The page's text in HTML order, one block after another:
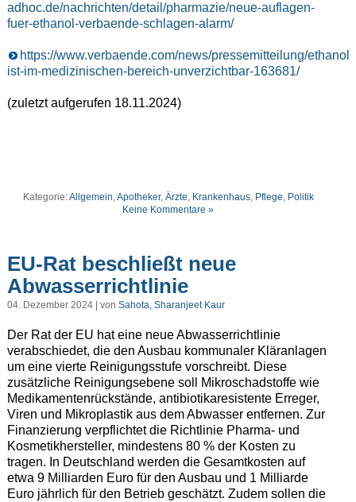
adhoc.de/nachrichten/detail/pharmazie/neue-auflagen-
fuer-ethanol-verbaende-schlagen-alarm/
https://www.verbaende.com/news/pressemitteilung/ethanol-
ist-im-medizinischen-bereich-unverzichtbar-163681/
(zuletzt aufgerufen 18.11.2024)
Kategorie:Allgemein,Apotheker, Ärzte, Krankenhaus, Pflege, Politik
Keine Kommentare »
EU-Rat beschließt neue
Abwasserrichtlinie
04. Dezember 2024 | von Sahota, Sharanjeet Kaur
Der Rat der EU hat eine neue Abwasserrichtlinie
verabschiedet, die den Ausbau kommunaler Kläranlagen
um eine vierte Reinigungsstufe vorschreibt. Diese
zusätzliche Reinigungsebene soll Mikroschadstoffe wie
Medikamentenrückstände, antibiotikaresistente Erreger,
Viren und Mikroplastik aus dem Abwasser entfernen. Zur
Finanzierung verpflichtet die Richtlinie Pharma- und
Kosmetikhersteller, mindestens 80 % der Kosten zu
tragen. In Deutschland werden die Gesamtkosten auf
etwa 9 Milliarden Euro für den Ausbau und 1 Milliarde
Euro jährlich für den Betrieb geschätzt. Zudem sollen die